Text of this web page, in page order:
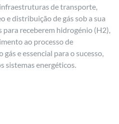
de transporte,
e distribuição de gás sob a sua
para receberem hidrogénio (H2),
ao processo de
e essencial para o sucesso,
sistemas energéticos.